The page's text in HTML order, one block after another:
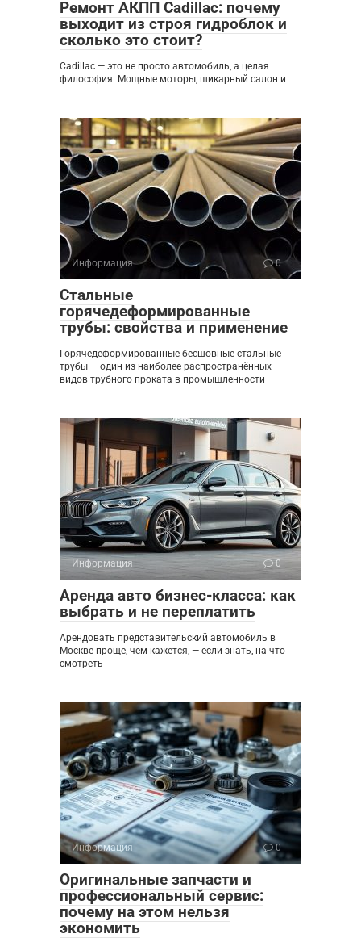
Ремонт АКПП Cadillac: почему
выходит из строя гидроблок и
сколько это стоит?
Cadillac — это не просто автомобиль, а целая
философия. Мощные моторы, шикарный салон и
Информация 0
Стальные
горячедеформированные
трубы: свойства и применение
Горячедеформированные бесшовные стальные
трубы — один из наиболее распространённых
видов трубного проката в промышленности
Информация 0
Аренда авто бизнес-класса: как
выбрать и не переплатить
Арендовать представительский автомобиль в
Москве проще, чем кажется, — если знать, на что
смотреть
Информация 0
Оригинальные запчасти и
профессиональный сервис:
почему на этом нельзя
экономить